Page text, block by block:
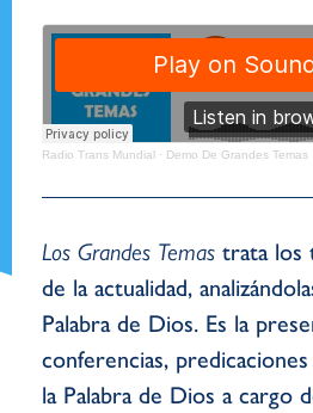
Radio Trans Mundial · Demo De Grandes Temas
Los Grandes Temas trata los
de la actualidad,
Palabra de Dios. Es la
conferencias,
la Palabra de Dios a cargo